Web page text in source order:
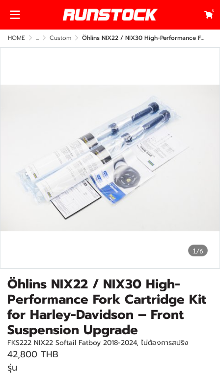
0
HOME ... Custom Öhlins NIX22 / NIX30 High-Performance Fork Cartridge Kit for Harley-Davidson – Front Suspension Upgrade
1/6
Öhlins NIX22 / NIX30 High-
Performance Fork Cartridge Kit
for Harley-Davidson – Front
Suspension Upgrade
FKS222 NIX22 Softail Fatboy 2018-2024, ไม่ต้องการสปริง
42,800 THB
รุ่น